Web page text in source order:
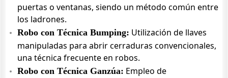
puertas o ventanas, siendo un método común entre
los ladrones.
Robo con Técnica Bumping: Utilización de llaves
manipuladas para abrir cerraduras convencionales,
una técnica frecuente en robos.
Robo con Técnica Ganzúa: Empleo de